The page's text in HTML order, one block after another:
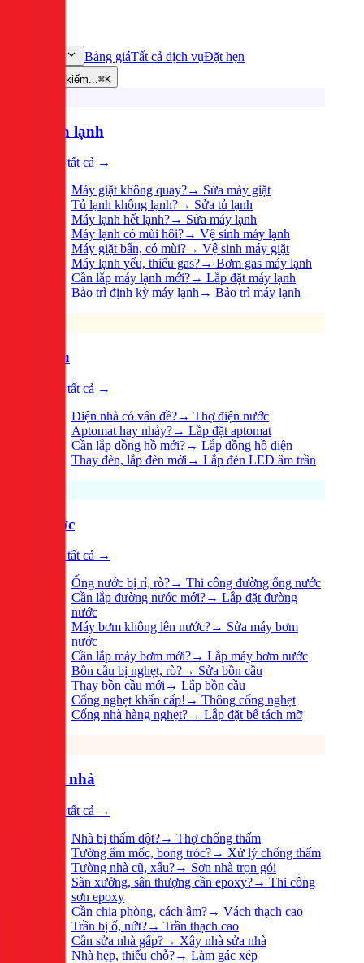
Bảng giáTất cả dịch vụĐặt hẹn
Tìm kiếm...⌘K
Điện lạnh
Xem tất cả →
Máy giặt không quay?→ Sửa máy giặt
Tủ lạnh không lạnh?→ Sửa tủ lạnh
Máy lạnh hết lạnh?→ Sửa máy lạnh
Máy lạnh có mùi hôi?→ Vệ sinh máy lạnh
Máy giặt bẩn, có mùi?→ Vệ sinh máy giặt
Máy lạnh yếu, thiếu gas?→ Bơm gas máy lạnh
Cần lắp máy lạnh mới?→ Lắp đặt máy lạnh
Bảo trì định kỳ máy lạnh→ Bảo trì máy lạnh
Điện
Xem tất cả →
Điện nhà có vấn đề?→ Thợ điện nước
Aptomat hay nhảy?→ Lắp đặt aptomat
Cần lắp đồng hồ mới?→ Lắp đồng hồ điện
Thay đèn, lắp đèn mới → Lắp đèn LED âm trần
Nước
Xem tất cả →
Ống nước bị rỉ, rò?→ Thi công đường ống nước
Cần lắp đường nước mới?→ Lắp đặt đường
nước
Máy bơm không lên nước?→ Sửa máy bơm
nước
Cần lắp máy bơm mới?→ Lắp máy bơm nước
Bồn cầu bị nghẹt, rò?→ Sửa bồn cầu
Thay bồn cầu mới → Lắp bồn cầu
Cống nghẹt khẩn cấp! → Thông cống nghẹt
Cống nhà hàng nghẹt?→ Lắp đặt bể tách mỡ
Sửa nhà
Xem tất cả →
Nhà bị thấm dột?→ Thợ chống thấm
Tường ẩm mốc, bong tróc?→ Xử lý chống thấm
Tường nhà cũ, xấu?→ Sơn nhà trọn gói
Sàn xưởng, sân thượng cần epoxy?→ Thi công
sơn epoxy
Cần chia phòng, cách âm?→ Vách thạch cao
Trần bị ố, nứt?→ Trần thạch cao
Cần sửa nhà gấp?→ Xây nhà sửa nhà
Nhà hẹp, thiếu chỗ?→ Làm gác xép